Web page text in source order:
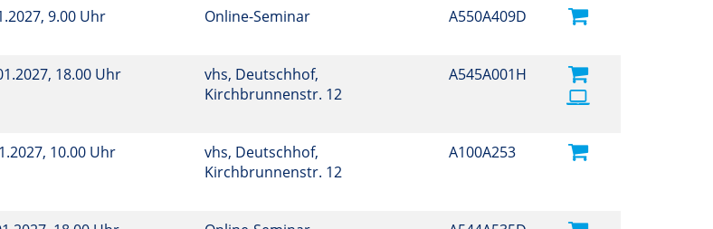
9.00 Uhr Online-Seminar A550A409D
18.00 Uhr
vhs, Deutschhof,
Kirchbrunnenstr. 12
A545A001H
10.00 Uhr
vhs, Deutschhof,
Kirchbrunnenstr. 12
A100A253